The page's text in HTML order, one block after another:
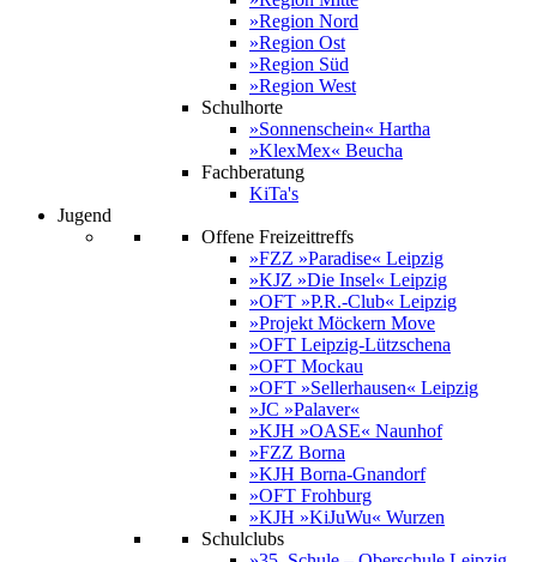
»Region Nord
»Region Ost
»Region Süd
»Region West
Schulhorte
»Sonnenschein« Hartha
»KlexMex« Beucha
Fachberatung
KiTa's
Jugend
Offene Freizeittreffs
»FZZ »Paradise« Leipzig
»KJZ »Die Insel« Leipzig
»OFT »P.R.-Club« Leipzig
»Projekt Möckern Move
»OFT Leipzig-Lützschena
»OFT Mockau
»OFT »Sellerhausen« Leipzig
»JC »Palaver«
»KJH »OASE« Naunhof
»FZZ Borna
»KJH Borna-Gnandorf
»OFT Frohburg
»KJH »KiJuWu« Wurzen
Schulclubs